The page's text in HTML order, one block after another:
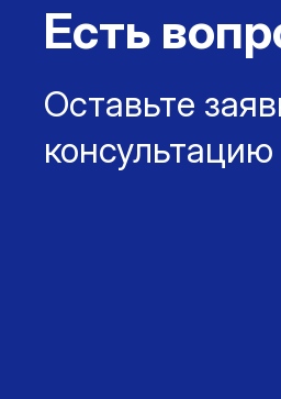
Есть
Оставьте